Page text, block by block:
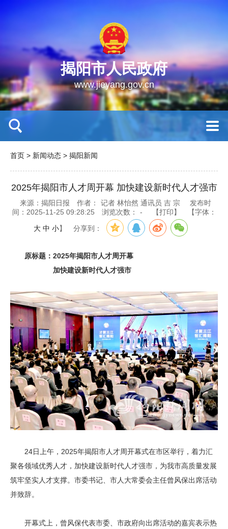
揭阳市人民政府
www.jieyang.gov.cn
首页 > 新闻动态 > 揭阳新闻
2025年揭阳市人才周开幕 加快建设新时代人才强市
来源：揭阳日报 作者： 记者 林怡然 通讯员 吉 宗
发布时
间：2025-11-25 09:28:25
浏览次数： - 【打印】 【字体：
大 中 小】 分享到：
原标题：2025年揭阳市人才周开幕
加快建设新时代人才强市
24日上午，2025年揭阳市人才周开幕式在市区举行，着力汇
聚各领域优秀人才，加快建设新时代人才强市，为我市高质量发展
筑牢坚实人才支撑。市委书记、市人大常委会主任曾风保出席活动
并致辞。
开幕式上，曾风保代表市委、市政府向出席活动的嘉宾表示热